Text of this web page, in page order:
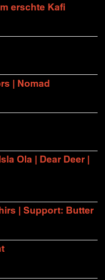
erschte Kafi
| Nomad
Ola | Dear Deer |
| Support: Butter